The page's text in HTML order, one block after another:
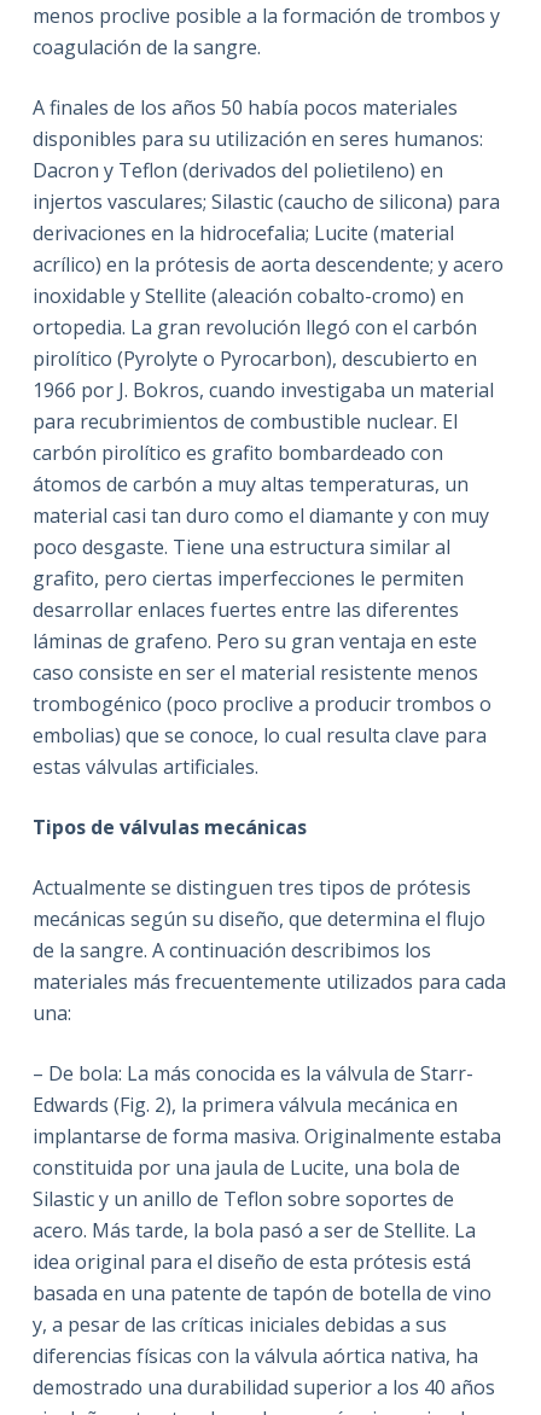
menos proclive posible a la formación de trombos y
coagulación de la sangre.
A finales de los años 50 había pocos materiales
disponibles para su utilización en seres humanos:
Dacron y Teflon (derivados del polietileno) en
injertos vasculares; Silastic (caucho de silicona) para
derivaciones en la hidrocefalia; Lucite (material
acrílico) en la prótesis de aorta descendente; y acero
inoxidable y Stellite (aleación cobalto-cromo) en
ortopedia. La gran revolución llegó con el carbón
pirolítico (Pyrolyte o Pyrocarbon), descubierto en
1966 por J. Bokros, cuando investigaba un material
para recubrimientos de combustible nuclear. El
carbón pirolítico es grafito bombardeado con
átomos de carbón a muy altas temperaturas, un
material casi tan duro como el diamante y con muy
poco desgaste. Tiene una estructura similar al
grafito, pero ciertas imperfecciones le permiten
desarrollar enlaces fuertes entre las diferentes
láminas de grafeno. Pero su gran ventaja en este
caso consiste en ser el material resistente menos
trombogénico (poco proclive a producir trombos o
embolias) que se conoce, lo cual resulta clave para
estas válvulas artificiales.
Tipos de válvulas mecánicas
Actualmente se distinguen tres tipos de prótesis
mecánicas según su diseño, que determina el flujo
de la sangre. A continuación describimos los
materiales más frecuentemente utilizados para cada
una:
– De bola: La más conocida es la válvula de Starr-
Edwards (Fig. 2), la primera válvula mecánica en
implantarse de forma masiva. Originalmente estaba
constituida por una jaula de Lucite, una bola de
Silastic y un anillo de Teflon sobre soportes de
acero. Más tarde, la bola pasó a ser de Stellite. La
idea original para el diseño de esta prótesis está
basada en una patente de tapón de botella de vino
y, a pesar de las críticas iniciales debidas a sus
diferencias físicas con la válvula aórtica nativa, ha
demostrado una durabilidad superior a los 40 años